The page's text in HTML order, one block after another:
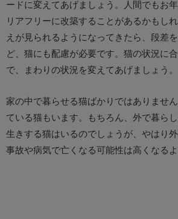
ードに変えてあげましょう。人間でもお
リアフリーに改築することがあるかもし
えが見られるようになってきたら、段差
ど、猫にも配慮が必要です。猫の状況に
で、まわりの状況を変えてあげましょう。
家の中で暮らせる猫ばかりではありませ
ている猫もいます。もちろん、外で暮ら
生きする猫はいるのでしょうが、やはり外
事故や病気で亡くなる可能性は高くなるよ